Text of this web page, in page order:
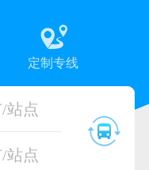
定制专线
站点
站点